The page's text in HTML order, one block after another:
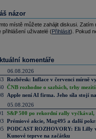
názor
místě můžete zahájit diskusi.
přihlášení uživatelé (Přihlásit). Pokud
komentáře
06.08.2026
Rozbřesk: Inflace v červenci mírně
ČNB rozhodne o sazbách, trhy
Apple není AI firma. Jeho síla stojí
05.08.2026
S&P 500 po rekordní rally vyčkával,
Prémiové akcie, Mag495 a další
PODCAST ROZHOVORY: Eli Lilly
Kunové teprve na začátku